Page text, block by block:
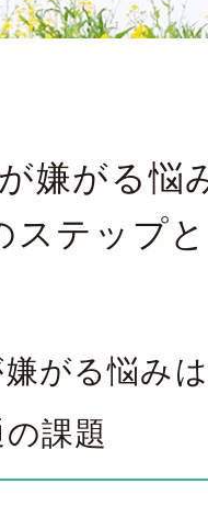
で予約・相
来店のご予約
嫌がる悩
ステップ
がる悩み
課題